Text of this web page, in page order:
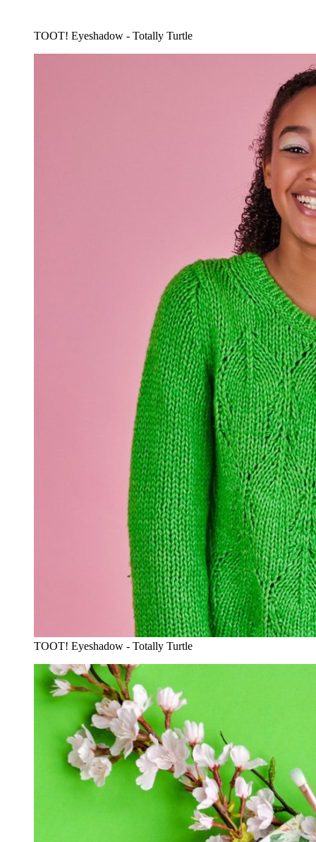
TOOT! Eyeshadow - Totally Turtle
TOOT! Eyeshadow - Totally Turtle